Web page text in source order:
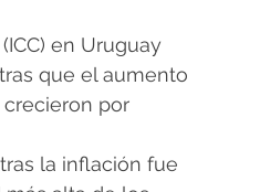
en Uruguay
que el aumento
por
la inflación fue